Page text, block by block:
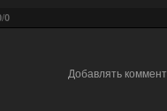
/0
Добавлять